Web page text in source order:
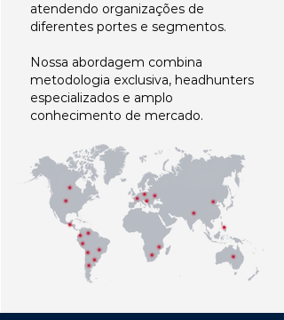
atendendo organizações de
diferentes portes e segmentos.
Nossa abordagem combina
metodologia exclusiva, headhunters
especializados e amplo
conhecimento de mercado.